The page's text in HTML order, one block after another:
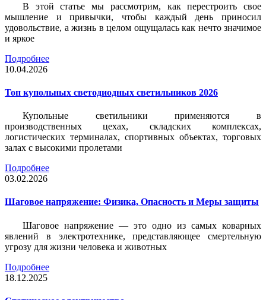
В этой статье мы рассмотрим, как перестроить свое
мышление и привычки, чтобы каждый день приносил
удовольствие, а жизнь в целом ощущалась как нечто значимое
и яркое
Подробнее
10.04.2026
Топ купольных светодиодных светильников 2026
Купольные светильники применяются в
производственных цехах, складских комплексах,
логистических терминалах, спортивных объектах, торговых
залах с высокими пролетами
Подробнее
03.02.2026
Шаговое напряжение: Физика, Опасность и Меры защиты
Шаговое напряжение — это одно из самых коварных
явлений в электротехнике, представляющее смертельную
угрозу для жизни человека и животных
Подробнее
18.12.2025